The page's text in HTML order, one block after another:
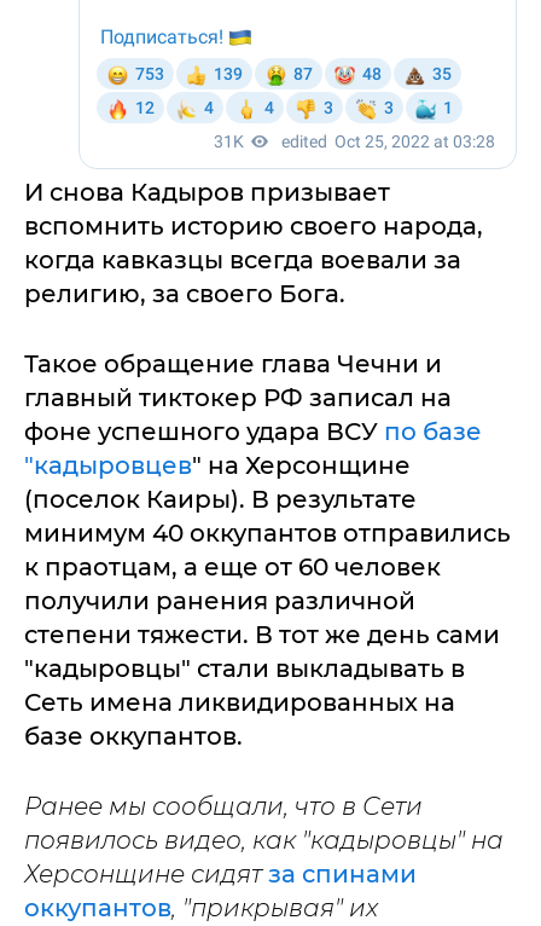
И снова Кадыров призывает
вспомнить историю своего народа,
когда кавказцы всегда воевали за
религию, за своего Бога.
Такое обращение глава Чечни и
главный тиктокер РФ записал на
фоне успешного удара ВСУ по базе
"кадыровцев" на Херсонщине
(поселок Каиры). В результате
минимум 40 оккупантов отправились
к праотцам, а еще от 60 человек
получили ранения различной
степени тяжести. В тот же день сами
"кадыровцы" стали выкладывать в
Сеть имена ликвидированных на
базе оккупантов.
Ранее мы сообщали, что в Сети
появилось видео, как "кадыровцы" на
Херсонщине сидятза спинами
оккупантов, "прикрывая" их